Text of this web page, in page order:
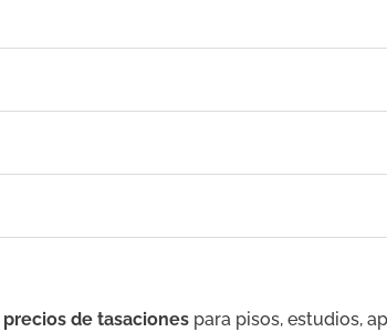
precios de tasaciones para pisos, estudios,